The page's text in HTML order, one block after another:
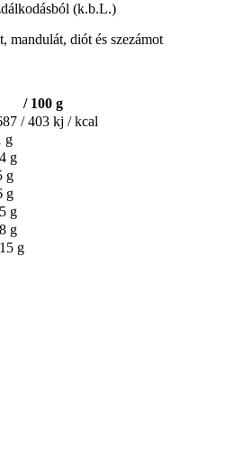
(k.b.L.)
mandulát, diót és szezámot
/ 100 g
/ 403 kj / kcal
g
g
g
g
g
g
g